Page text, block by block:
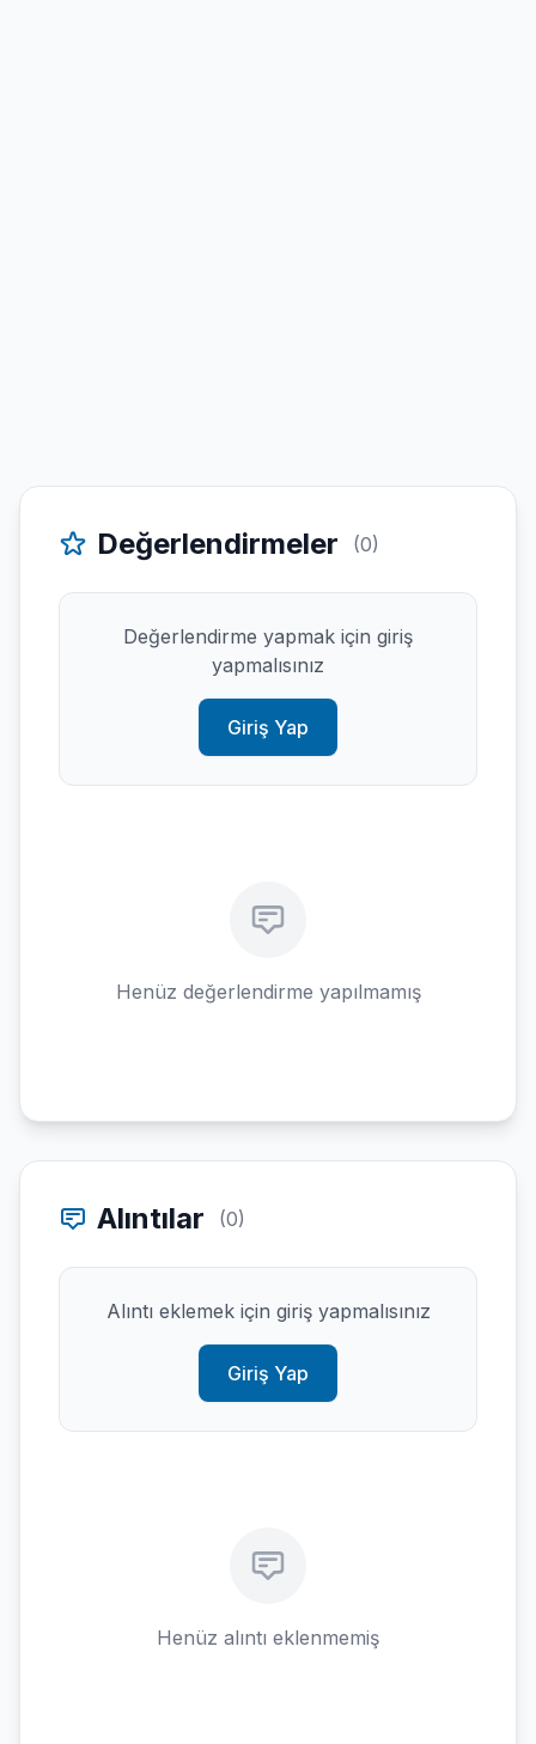
Değerlendirmeler (0)
Değerlendirme yapmak için giriş
yapmalısınız
Giriş Yap
Henüz değerlendirme yapılmamış
Alıntılar (0)
Alıntı eklemek için giriş yapmalısınız
Giriş Yap
Henüz alıntı eklenmemiş